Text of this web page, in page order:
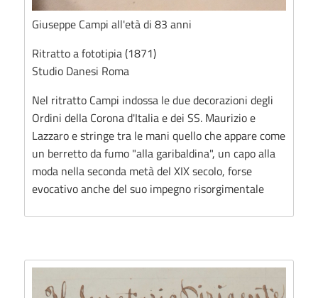
Giuseppe Campi all'età di 83 anni
Ritratto a fototipia (1871)
Studio Danesi Roma
Nel ritratto Campi indossa le due decorazioni degli
Ordini della Corona d'Italia e dei SS. Maurizio e
Lazzaro e stringe tra le mani quello che appare come
un berretto da fumo "alla garibaldina", un capo alla
moda nella seconda metà del XIX secolo, forse
evocativo anche del suo impegno risorgimentale